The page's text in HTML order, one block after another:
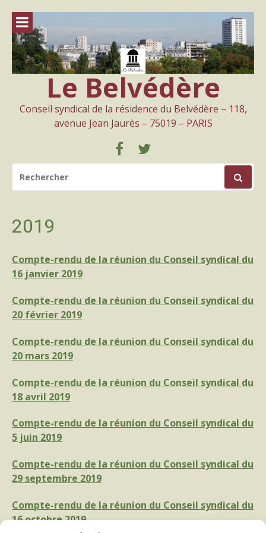
contenu
Le Belvédère
Conseil syndical de la résidence du Belvédère – 118,
avenue Jean Jaurès – 75019 – PARIS
FacebookTwitter
POUR
:
2019
Compte-rendu de la réunion du Conseil syndical du
16 janvier 2019
Compte-rendu de la réunion du Conseil syndical du
20 février 2019
Compte-rendu de la réunion du Conseil syndical du
20 mars 2019
Compte-rendu de la réunion du Conseil syndical du
18 avril 2019
Compte-rendu de la réunion du Conseil syndical du
5 juin 2019
Compte-rendu de la réunion du Conseil syndical du
29 septembre 2019
Compte-rendu de la réunion du Conseil syndical du
16 octobre 2019